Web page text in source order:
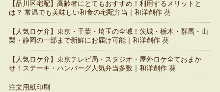
【品川区宅配】高齢者にとてもおすすめ！利用するメリットと
は？ 常温でも美味しい和食の宅配弁当｜和洋創作 葵
【人気ロケ弁】東京・千葉・埼玉の全域！茨城・栃木・群馬・山
梨・静岡の一部まで新鮮にお届け可能｜和洋創作 葵
【人気ロケ弁】東京テレビ局・スタジオ・屋外ロケ全ておまか
せ！ステーキ・ハンバーグ人気弁当多数｜和洋創作 葵
注文用紙印刷